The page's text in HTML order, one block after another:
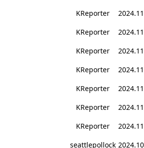
KReporter
KReporter
KReporter
KReporter
KReporter
KReporter
KReporter
seattlepollock